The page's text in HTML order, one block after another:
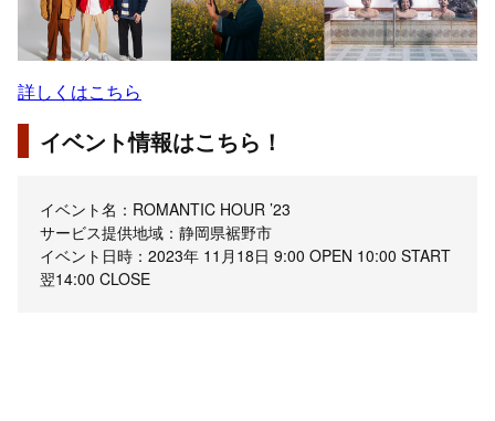
詳しくはこちら
イベント情報はこちら！
イベント名：ROMANTIC HOUR ’23
サービス提供地域：静岡県裾野市
イベント日時：2023年 11月18日 9:00 OPEN 10:00 START
翌14:00 CLOSE